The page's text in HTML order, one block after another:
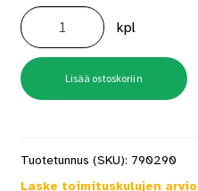
Pesusieni
kahvalla
14x28cm
Vuorio
4716
määrä
kpl
Lisää ostoskoriin
Tuotetunnus (SKU): 790290
Laske toimituskulujen arvio